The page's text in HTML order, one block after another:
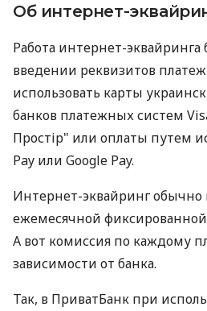
Об интернет-
Работа интернет-эквайринга
введении реквизитов
использовать карты
банков платежных систем
Простір" или оплаты путем
Pay или Google Pay.
Интернет-эквайринг обычно
ежемесячной
А вот комиссия по каждому
зависимости от банка.
Так, в ПриватБанк при